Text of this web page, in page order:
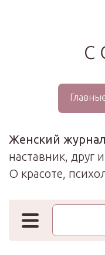
Женский
наставник, друг
О красоте,
Поиск по сайту